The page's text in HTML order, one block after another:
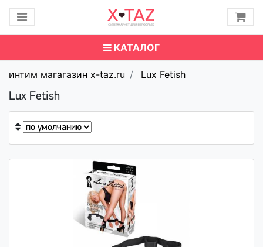
КАТАЛОГ
интим магагазин x-taz.ru
Lux Fetish
Lux Fetish